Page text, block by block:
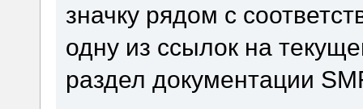
значку рядом с
одну из ссылок на
раздел документации